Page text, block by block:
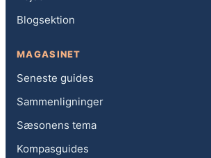
Blogsektion
MAGASINET
Seneste guides
Sammenligninger
Sæsonens tema
Kompasguides